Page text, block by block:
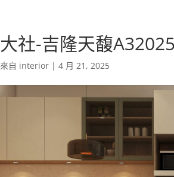
大社-吉隆天馥
來自 interior| 4 月 21, 2025